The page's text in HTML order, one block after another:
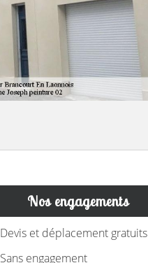
Nos engagements
Devis et déplacement gratuits
Sans engagement